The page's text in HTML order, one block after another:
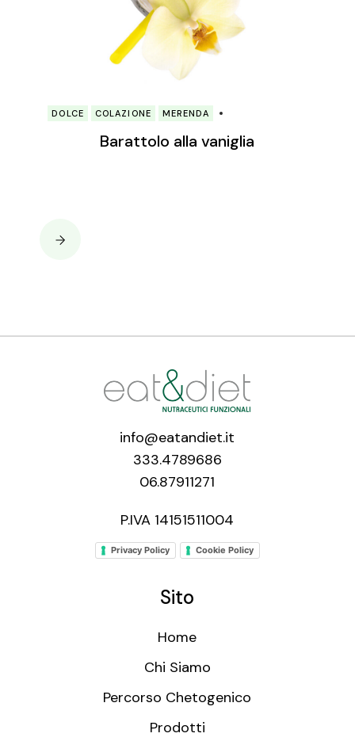
DOLCE COLAZIONE MERENDA
Barattolo alla vaniglia
info@eatandiet.it
333.4789686
06.87911271
P.IVA 14151511004
Privacy Policy Cookie Policy
Sito
Home
Chi Siamo
Percorso Chetogenico
Prodotti